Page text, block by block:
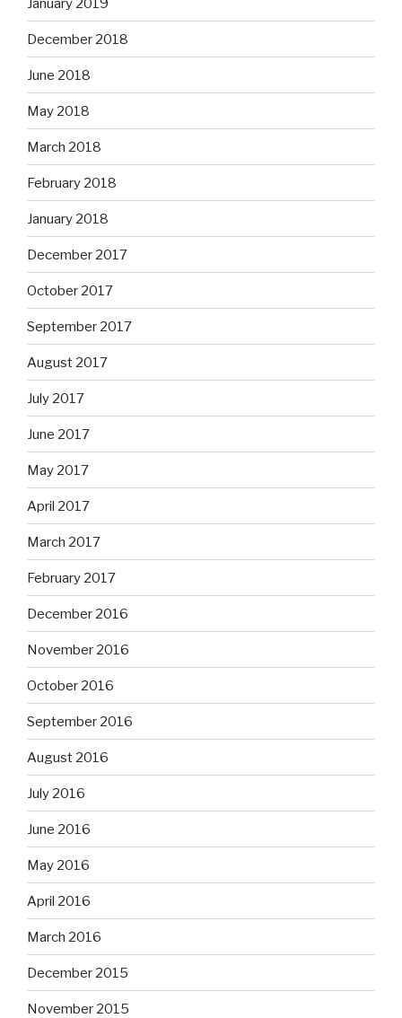
January 2019
December 2018
June 2018
May 2018
March 2018
February 2018
January 2018
December 2017
October 2017
September 2017
August 2017
July 2017
June 2017
May 2017
April 2017
March 2017
February 2017
December 2016
November 2016
October 2016
September 2016
August 2016
July 2016
June 2016
May 2016
April 2016
March 2016
December 2015
November 2015